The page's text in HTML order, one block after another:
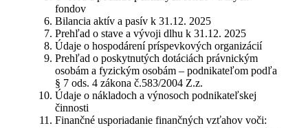
fondov
Bilancia aktív a pasív k 31.12. 2025
Prehľad o stave a vývoji dlhu k 31.12. 2025
Údaje o hospodárení príspevkových organizácií
Prehľad o poskytnutých dotáciách právnickým
osobám a fyzickým osobám – podnikateľom podľa
§ 7 ods. 4 zákona č.583/2004 Z.z.
Údaje o nákladoch a výnosoch podnikateľskej
činnosti
Finančné usporiadanie finančných vzťahov voči: